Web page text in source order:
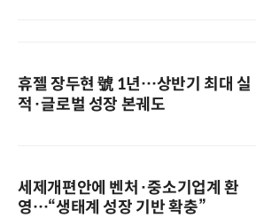
휴젤 장두현 號 1년…상반기 최대 실
적·글로벌 성장 본궤도
세제개편안에 벤처·중소기업계 환
영…“생태계 성장 기반 확충”